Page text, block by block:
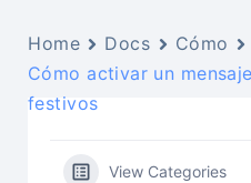
Home Docs
Cómo
Cómo activar un
festivos
View Categories